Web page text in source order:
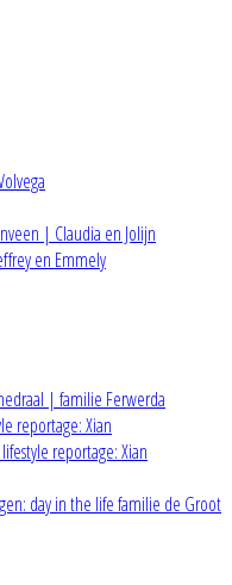
| Claudia en Jolijn
en Emmely
| familie Ferwerda
reportage: Xian
reportage: Xian
day in the life familie de Groot